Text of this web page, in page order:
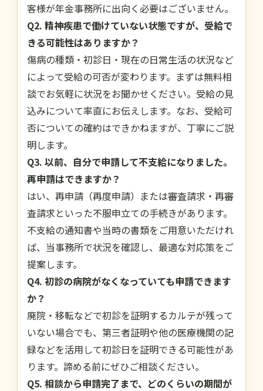
客様が年金事務所に出向く必要はございません。
Q2. 精神疾患で働けていない状態ですが、受給で
きる可能性はありますか？
傷病の種類・初診日・現在の日常生活の状況など
によって受給の可否が変わります。まずは無料相
談でお気軽に状況をお聞かせください。受給の見
込みについて率直にお伝えします。なお、受給可
否についての確約はできかねますが、丁寧にご説
明します。
Q3. 以前、自分で申請して不支給になりました。
再申請はできますか？
はい、再申請（再度申請）または審査請求・再審
査請求といった不服申立ての手続きがあります。
不支給の通知書や当時の書類をご用意いただけれ
ば、当事務所で状況を確認し、最適な対応策をご
提案します。
Q4. 初診の病院がなくなっていても申請できます
か？
廃院・移転などで初診を証明するカルテが残って
いない場合でも、第三者証明や他の医療機関の記
録などを活用して初診日を証明できる可能性があ
ります。諦める前にぜひご相談ください。
Q5. 相談から申請完了まで、どのくらいの期間が